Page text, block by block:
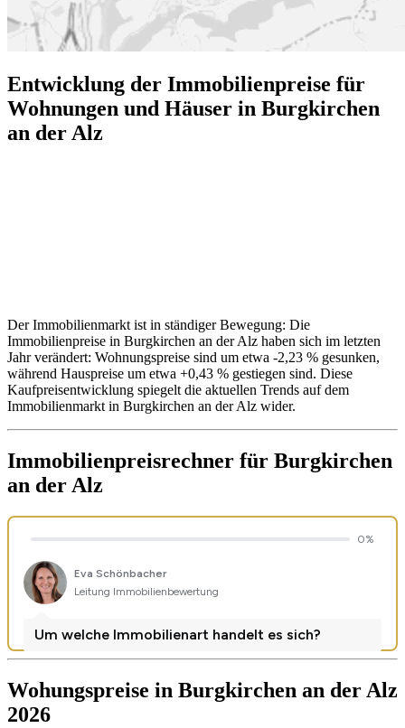
Entwicklung der Immobilienpreise für
Wohnungen und Häuser in Burgkirchen
an der Alz
Der Immobilienmarkt ist in ständiger Bewegung: Die
Immobilienpreise in Burgkirchen an der Alz haben sich im letzten
Jahr verändert: Wohnungspreise sind um etwa -2,23 % gesunken,
während Hauspreise um etwa +0,43 % gestiegen sind. Diese
Kaufpreisentwicklung spiegelt die aktuellen Trends auf dem
Immobilienmarkt in Burgkirchen an der Alz wider.
Immobilienpreisrechner für Burgkirchen
an der Alz
Wohungspreise in Burgkirchen an der Alz
2026